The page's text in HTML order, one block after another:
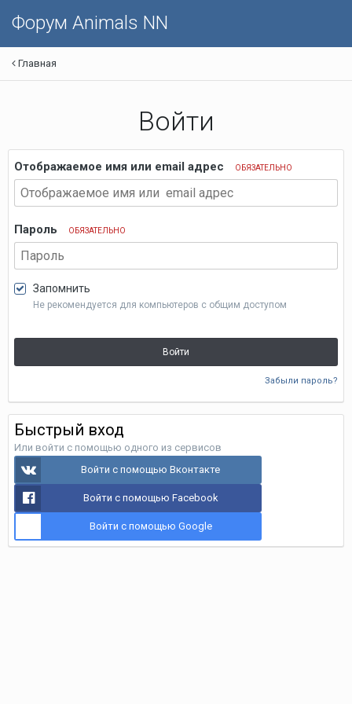
Форум Animals NN
Главная
Войти
Отображаемое имя или email адрес ОБЯЗАТЕЛЬНО
Пароль ОБЯЗАТЕЛЬНО
Запомнить
Не рекомендуется для компьютеров с общим доступом
Войти
Забыли пароль?
Быстрый вход
Или войти с помощью одного из сервисов
Войти с помощью Вконтакте
Войти с помощью Facebook
Войти с помощью Google